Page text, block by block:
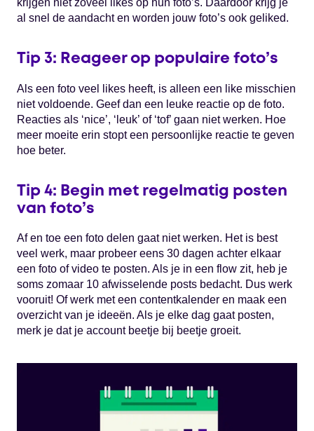
krijgen niet zoveel likes op hun foto’s. Daardoor krijg je
al snel de aandacht en worden jouw foto’s ook geliked.
Tip 3: Reageer op populaire foto’s
Als een foto veel likes heeft, is alleen een like misschien
niet voldoende. Geef dan een leuke reactie op de foto.
Reacties als ‘nice’, ‘leuk’ of ‘tof’ gaan niet werken. Hoe
meer moeite erin stopt een persoonlijke reactie te geven
hoe beter.
Tip 4: Begin met regelmatig posten
van foto’s
Af en toe een foto delen gaat niet werken. Het is best
veel werk, maar probeer eens 30 dagen achter elkaar
een foto of video te posten. Als je in een flow zit, heb je
soms zomaar 10 afwisselende posts bedacht. Dus werk
vooruit! Of werk met een contentkalender en maak een
overzicht van je ideeën. Als je elke dag gaat posten,
merk je dat je account beetje bij beetje groeit.